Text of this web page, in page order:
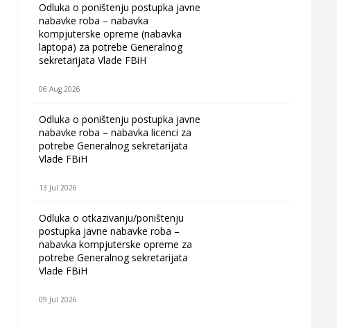
Odluka o poništenju postupka javne
nabavke roba – nabavka
kompjuterske opreme (nabavka
laptopa) za potrebe Generalnog
sekretarijata Vlade FBiH
06 Aug 2026
Odluka o poništenju postupka javne
nabavke roba – nabavka licenci za
potrebe Generalnog sekretarijata
Vlade FBiH
13 Jul 2026
Odluka o otkazivanju/poništenju
postupka javne nabavke roba –
nabavka kompjuterske opreme za
potrebe Generalnog sekretarijata
Vlade FBiH
09 Jul 2026